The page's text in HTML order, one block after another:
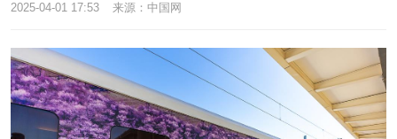
2025-04-01 17:53 来源：中国网